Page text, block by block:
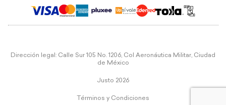
Dirección legal: Calle Sur 105 No. 1206, Col Aeronáutica Militar, Ciudad
de México
Justo 2026
Términos y Condiciones